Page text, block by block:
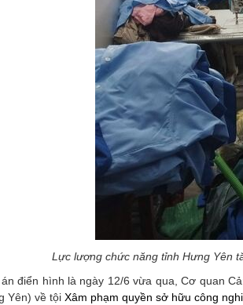
Lực lượng chức năng tỉnh Hưng Yên
điển hình là ngày 12/6 vừa qua, Cơ quan
Yên) về tội Xâm phạm quyền sở hữu công